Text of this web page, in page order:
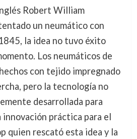
Robert William
un neumático con
la idea no tuvo éxito
Los neumáticos de
con tejido impregnado
pero la tecnología no
desarrollada para
práctica para el
quien rescató esta idea y la